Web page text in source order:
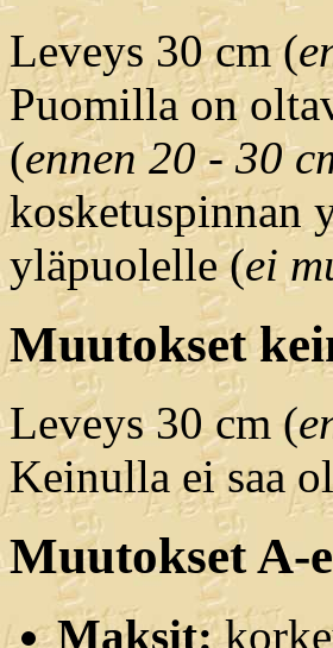
Leveys 30 cm (
Puomilla on
(ennen 20 - 30
kosketuspinnan
yläpuolelle (ei
Muutokset
Leveys 30 cm (
Keinulla ei saa
Muutokset A-
Maksit: